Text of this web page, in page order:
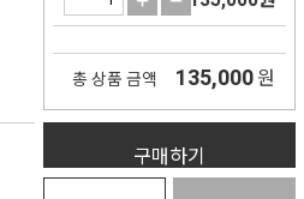
총 상품 금액 135,000 원
구매하기